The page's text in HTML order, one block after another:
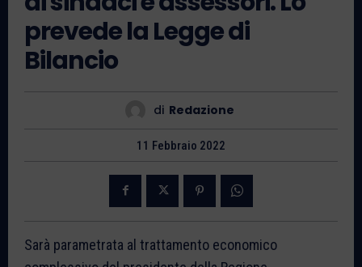
prevede la Legge di
Bilancio
di Redazione
11 Febbraio 2022
Sarà parametrata al trattamento economico